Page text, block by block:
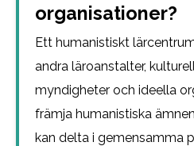
organisationer?
Ett humanistiskt
andra läroanstalter,
myndigheter och ideella
främja humanistiska
kan delta i gemensamma